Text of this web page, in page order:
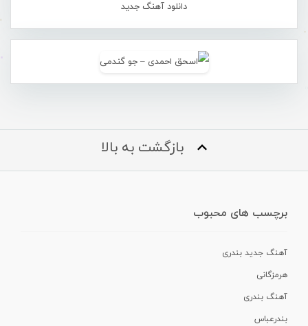
دانلود آهنگ جدید
بازگشت به بالا
برچسب های محبوب
آهنگ جدید بندری
هرمزگانی
آهنگ بندری
بندرعباس